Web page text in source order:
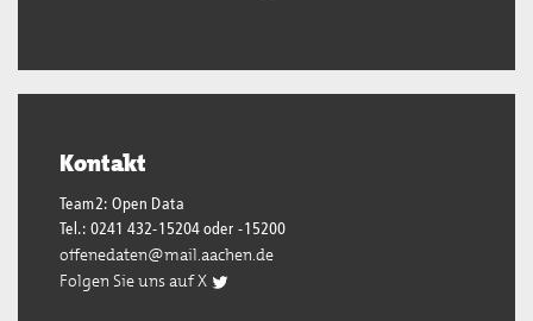
Kontakt
Team2: Open Data
Tel.: 0241 432-15204 oder -15200
offenedaten@mail.aachen.de
Folgen Sie uns auf X